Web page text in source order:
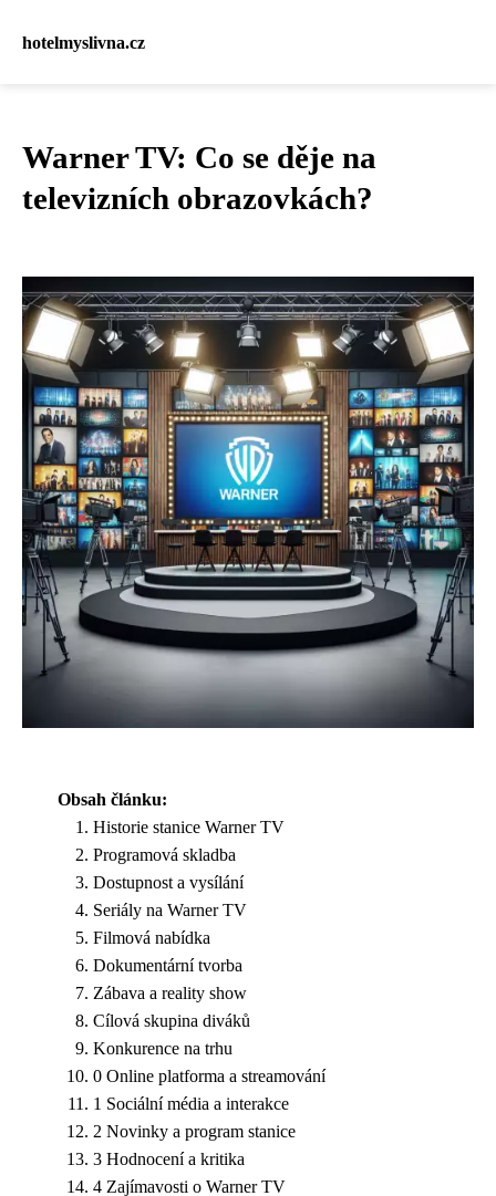
hotelmyslivna.cz
Warner TV: Co se děje na
televizních obrazovkách?
Obsah článku:
Historie stanice Warner TV
Programová skladba
Dostupnost a vysílání
Seriály na Warner TV
Filmová nabídka
Dokumentární tvorba
Zábava a reality show
Cílová skupina diváků
Konkurence na trhu
0 Online platforma a streamování
1 Sociální média a interakce
2 Novinky a program stanice
3 Hodnocení a kritika
4 Zajímavosti o Warner TV